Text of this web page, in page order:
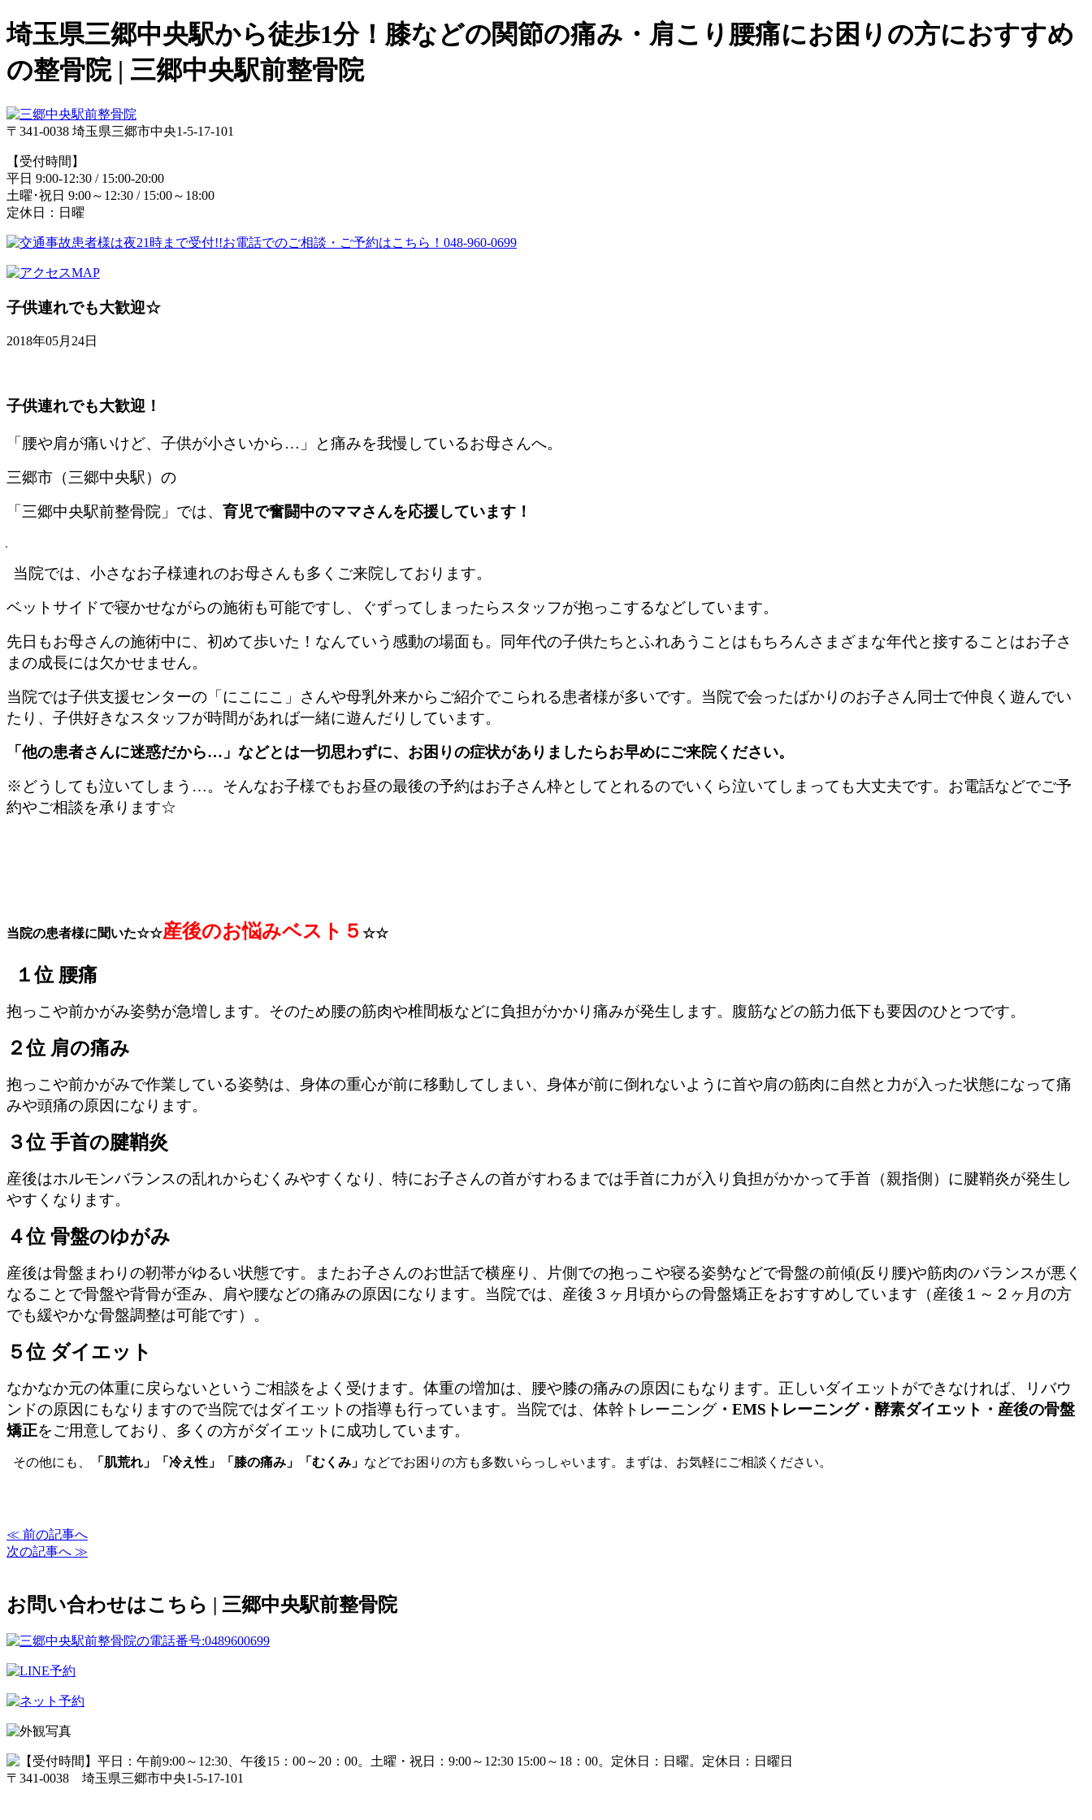
埼玉県三郷中央駅から徒歩1分！膝などの関節の痛み・肩こり腰痛にお困りの方におすすめ
の整骨院 | 三郷中央駅前整骨院
〒341-0038 埼玉県三郷市中央1-5-17-101
【受付時間】
平日 9:00-12:30 / 15:00-20:00
土曜･祝日 9:00～12:30 / 15:00～18:00
定休日：日曜
子供連れでも大歓迎☆
2018年05月24日
子供連れでも大歓迎！
「腰や肩が痛いけど、子供が小さいから…」と痛みを我慢しているお母さんへ。
三郷市（三郷中央駅）の
「三郷中央駅前整骨院」では、 育児で奮闘中のママさんを応援しています！
当院では、小さなお子様連れのお母さんも多くご来院しております。
ベットサイドで寝かせながらの施術も可能ですし、ぐずってしまったらスタッフが抱っこするなどしています。
先日もお母さんの施術中に、初めて歩いた！なんていう感動の場面も。同年代の子供たちとふれあうことはもちろんさまざまな年代と接することはお子さ
まの成長には欠かせません。
当院では子供支援センターの「にこにこ」さんや母乳外来からご紹介でこられる患者様が多いです。当院で会ったばかりのお子さん同士で仲良く遊んでい
たり、子供好きなスタッフが時間があれば一緒に遊んだりしています。
「他の患者さんに迷惑だから…」などとは一切思わずに、お困りの症状がありましたらお早めにご来院ください。
※どうしても泣いてしまう…。そんなお子様でもお昼の最後の予約はお子さん枠としてとれるのでいくら泣いてしまっても大丈夫です。お電話などでご予
約やご相談を承ります☆
当院の患者様に聞いた☆☆産後のお悩みベスト５ ☆☆
１位 腰痛
抱っこや前かがみ姿勢が急増します。そのため腰の筋肉や椎間板などに負担がかかり痛みが発生します。腹筋などの筋力低下も要因のひとつです。
２位 肩の痛み
抱っこや前かがみで作業している姿勢は、身体の重心が前に移動してしまい、身体が前に倒れないように首や肩の筋肉に自然と力が入った状態になって痛
みや頭痛の原因になります。
３位 手首の腱鞘炎
産後はホルモンバランスの乱れからむくみやすくなり、特にお子さんの首がすわるまでは手首に力が入り負担がかかって手首（親指側）に腱鞘炎が発生し
やすくなります。
４位 骨盤のゆがみ
産後は骨盤まわりの靭帯がゆるい状態です。またお子さんのお世話で横座り、片側での抱っこや寝る姿勢などで骨盤の前傾(反り腰)や筋肉のバランスが悪く
なることで骨盤や背骨が歪み、肩や腰などの痛みの原因になります。当院では、産後３ヶ月頃からの骨盤矯正をおすすめしています（産後１～２ヶ月の方
でも緩やかな骨盤調整は可能です）。
５位 ダイエット
なかなか元の体重に戻らないというご相談をよく受けます。体重の増加は、腰や膝の痛みの原因にもなります。正しいダイエットができなければ、リバウ
ンドの原因にもなりますので当院ではダイエットの指導も行っています。当院では、体幹トレーニング・EMSトレーニング・酵素ダイエット・産後の骨盤
矯正をご用意しており、多くの方がダイエットに成功しています。
その他にも、 「肌荒れ」「冷え性」「膝の痛み」「むくみ」 などでお困りの方も多数いらっしゃいます。まずは、お気軽にご相談ください。
≪ 前の記事へ
次の記事へ ≫
お問い合わせはこちら | 三郷中央駅前整骨院
定休日：日曜日
〒341-0038 埼玉県三郷市中央1-5-17-101